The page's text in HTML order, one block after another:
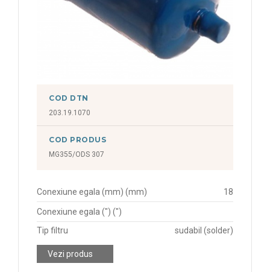
COD DTN
203.19.1070
COD PRODUS
MG355/ODS 307
Conexiune egala (mm) (mm) 18
Conexiune egala (") (")
Tip filtru
sudabil (solder)
Vezi produs